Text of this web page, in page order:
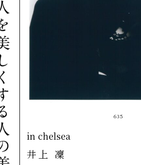
635
in chelsea
井上 凜